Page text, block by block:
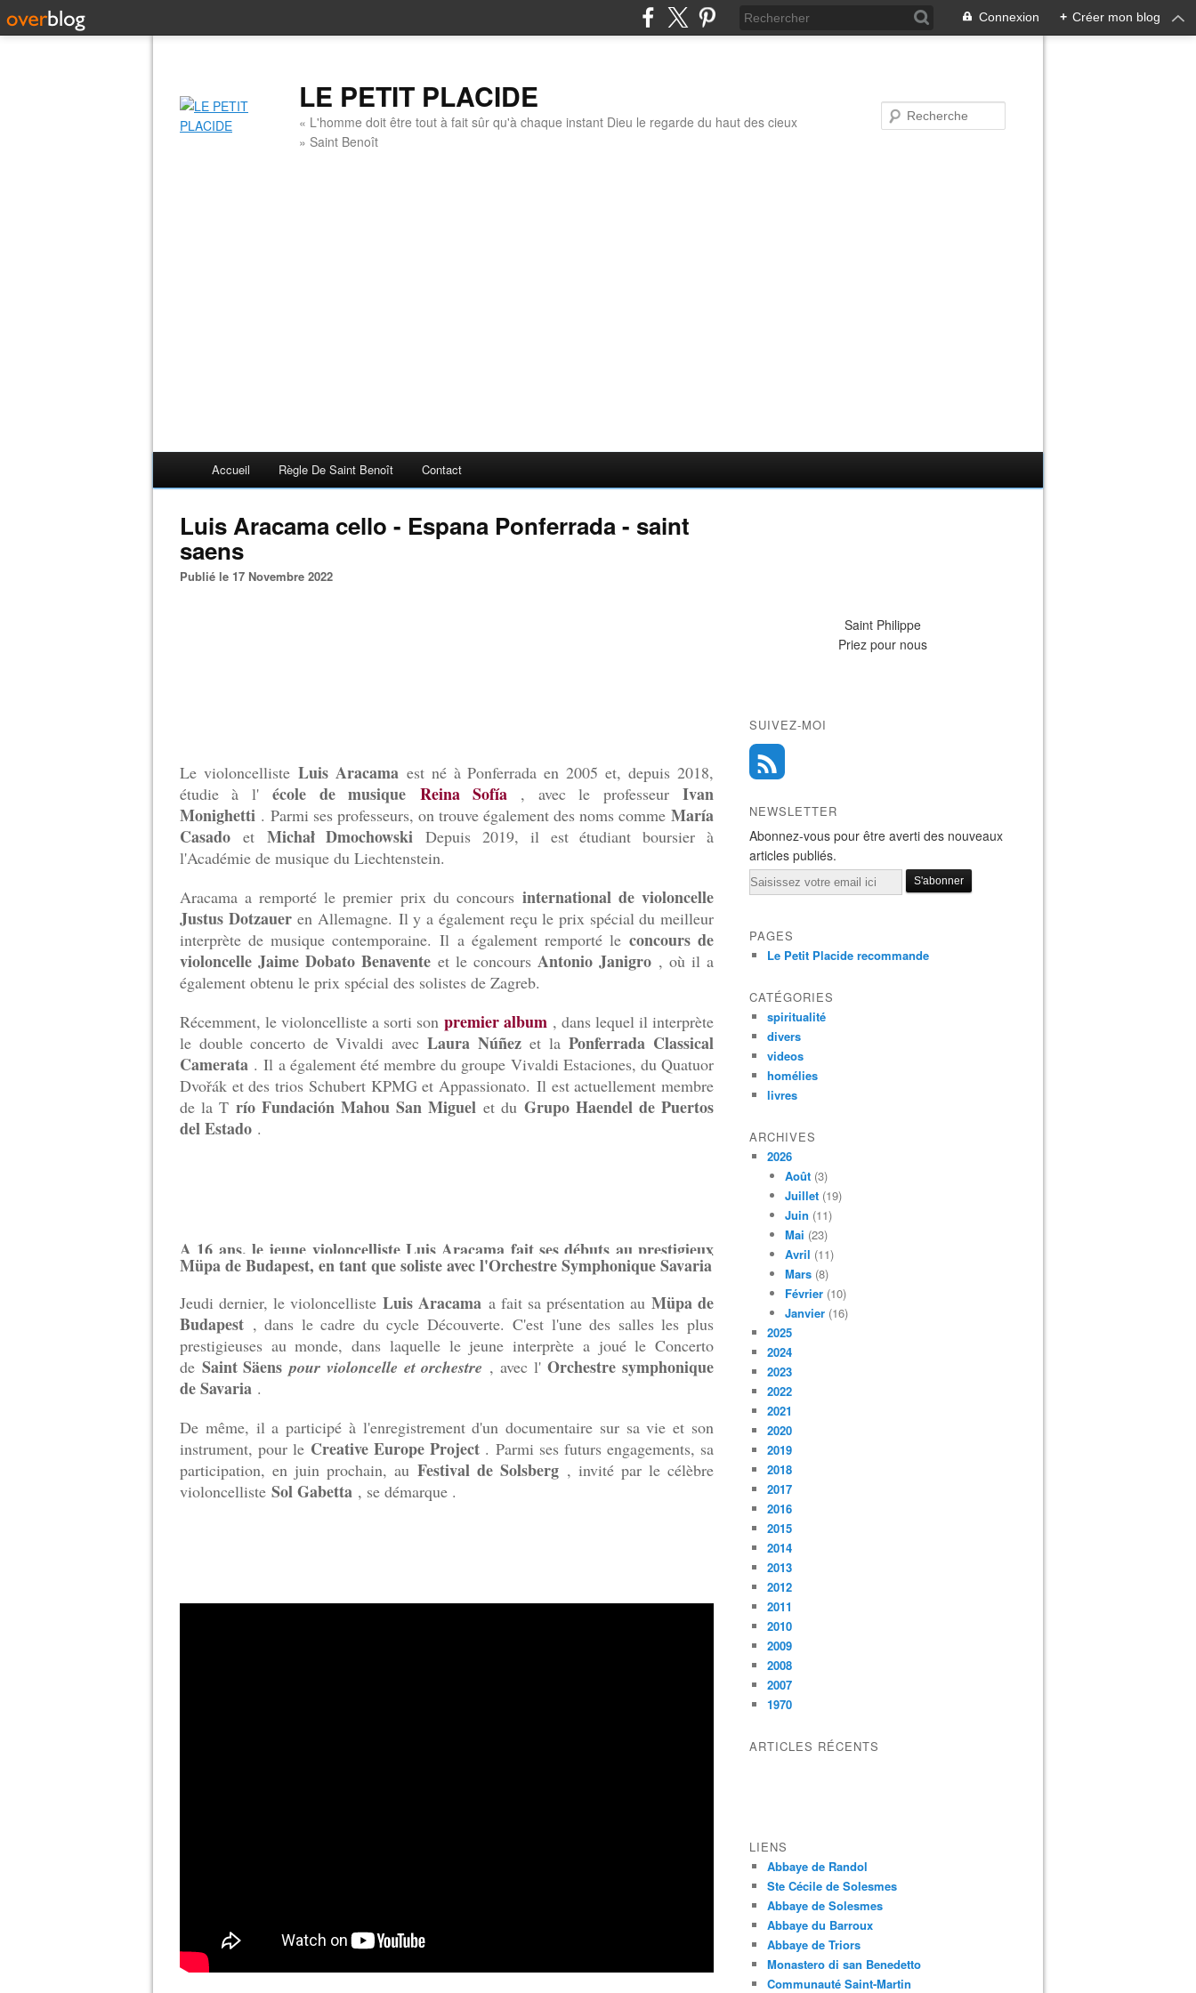
Connexion + Créer mon blog
LE PETIT PLACIDE
« L'homme doit être tout à fait sûr qu'à chaque instant Dieu le regarde du haut des cieux
» Saint Benoît
Accueil Règle De Saint Benoît Contact
Luis Aracama cello - Espana Ponferrada - saint
saens
Publié le 17 Novembre 2022
Le violoncelliste Luis Aracamaest né à Ponferrada en 2005 et, depuis 2018,
étudie à l'école de musique Reina Sofía, avec le professeurIvan
Monighetti . Parmi ses professeurs, on trouve également des noms comme María
Casado et Michał Dmochowski Depuis 2019, il est étudiant boursier à
l'Académie de musique du Liechtenstein.
Aracama a remporté le premier prix du concours international de violoncelle
Justus Dotzaueren Allemagne. Il y a également reçu le prix spécial du meilleur
interprète de musique contemporaine.Il a également remporté le concours de
violoncelle Jaime Dobato Benaventeet le concoursAntonio Janigro , où il a
également obtenu le prix spécial des solistes de Zagreb.
Récemment, le violoncelliste a sorti son premier album , dans lequel il interprète
le double concerto de Vivaldi avecLaura Núñezet laPonferrada Classical
Camerata .Il a également été membre du groupe Vivaldi Estaciones, du Quatuor
Dvořák et des trios Schubert KPMG et Appassionato. Il est actuellement membre
de la T río Fundación Mahou San Miguel et du Grupo Haendel de Puertos
del Estado .
A 16 ans, le jeune violoncelliste Luis Aracama fait ses débuts au prestigieux
Müpa de Budapest, en tant que soliste avec l'Orchestre Symphonique Savaria
Jeudi dernier, le violoncellisteLuis Aracama a fait sa présentation au Müpa de
Budapest , dans le cadre du cycle Découverte.C'est l'une des salles les plus
prestigieuses au monde, dans laquelle le jeune interprète a joué le Concerto
de Saint Säenspour violoncelle et orchestre , avec l'Orchestre symphonique
de Savaria .
De même, il a participé à l'enregistrement d'un documentaire sur sa vie et son
instrument, pour le Creative Europe Project.Parmi ses futurs engagements, sa
participation, en juin prochain, au Festival de Solsberg , invité par le célèbre
violoncelliste Sol Gabetta , se démarque .
Saint Philippe
Priez pour nous
SUIVEZ-MOI
NEWSLETTER
Abonnez-vous pour être averti des nouveaux
articles publiés.
Email
PAGES
Le Petit Placide recommande
CATÉGORIES
spiritualité
divers
videos
homélies
livres
ARCHIVES
2026
Août (3)
Juillet (19)
Juin (11)
Mai (23)
Avril (11)
Mars (8)
Février (10)
Janvier (16)
2025
2024
2023
2022
2021
2020
2019
2018
2017
2016
2015
2014
2013
2012
2011
2010
2009
2008
2007
1970
ARTICLES RÉCENTS
LIENS
Abbaye de Randol
Ste Cécile de Solesmes
Abbaye de Solesmes
Abbaye du Barroux
Abbaye de Triors
Monastero di san Benedetto
Communauté Saint-Martin